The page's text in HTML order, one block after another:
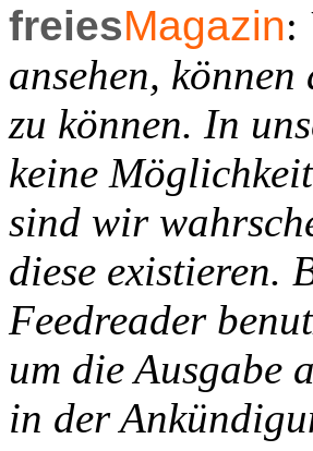
freiesMagazin:
ansehen,
zu können. In
keine
sind wir
diese existieren.
Feedreader
um die Ausgabe
in der